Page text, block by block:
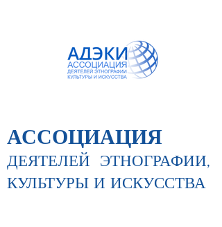
АССОЦИАЦИЯ
ДЕЯТЕЛЕЙ ЭТНОГРАФИИ,
КУЛЬТУРЫ И ИСКУССТВА